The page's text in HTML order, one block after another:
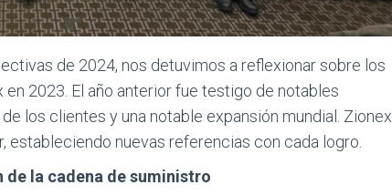
de 2024, nos detuvimos a reflexionar sobre los
2023. El año anterior fue testigo de notables
los clientes y una notable expansión mundial. Zionex
nuevas referencias con cada logro.
de la cadena de suministro